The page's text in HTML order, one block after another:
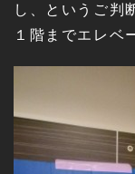
し、というご判
１階までエレベ